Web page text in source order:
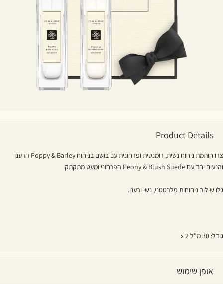
Product Details
צרו חותמת ניחוח נשית, רומנטית ופרחונית עם בושם בניחוח Poppy & Barley הרענן
והנעים יחד עם Peony & Blush Suede הפרחוני ומעט מתקתק.
גלו שילוב ניחוחות פלרטטני, נשי ורענן.
גודל: 30 מ"ל x 2
אופן שימוש